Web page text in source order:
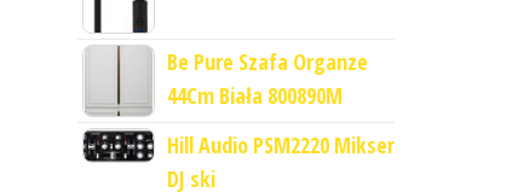
Be Pure Szafa Organze
44Cm Biała 800890M
Hill Audio PSM2220 Mikser
DJ ski